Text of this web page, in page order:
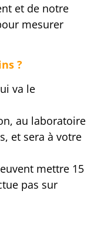
et de notre
mesurer
?
va le
au laboratoire
et sera à votre
mettre 15
pas sur